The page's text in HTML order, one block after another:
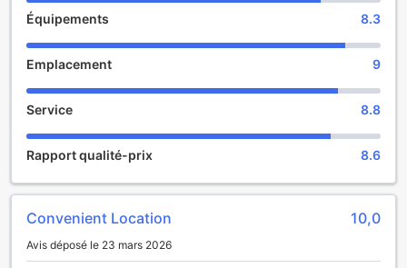
Certains besoins secondaires ou de dernière minute
peuvent être rapidement satisfaits à la supérette sans avoir
à quitter cet hôtel. Cet hôtel est entièrement non-fumeurs.
Les chambres du The Cloud Hotel sont conçues pour
répondre aux besoins des clients. Certaines chambres sont
équipées de d'une climatisation, d'un service de linge et de
rideaux occultants pour votre confort. Des divertissements
sont proposés à tous les clients grâce à certaines
chambres équipées d'une télévision câblée et d'une
clients une liste d'équipement composée d'eau en
bouteille, d'une cafetière ou théière, de thé, d'un
réfrigérateur, de café instantané et d'un mini-bar. Il est bon
Équipements 8.3
Emplacement 9
Service 8.8
Rapport qualité-prix 8.6
Convenient Location 10,0
Avis déposé le 23 mars 2026